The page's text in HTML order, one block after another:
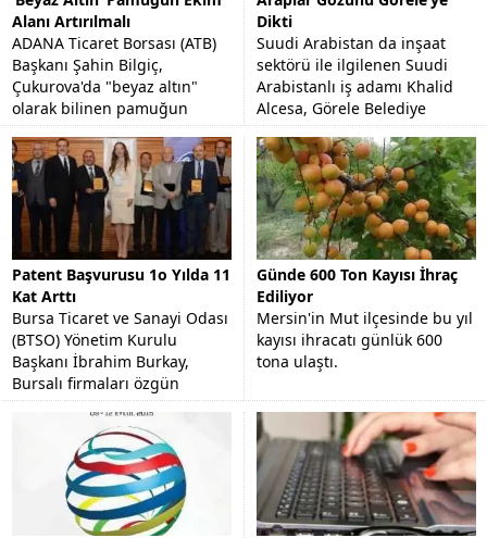
Alanı Artırılmalı
ADANA Ticaret Borsası (ATB)
Başkanı Şahin Bilgiç,
Çukurova'da "beyaz altın"
olarak bilinen pamuğun
stratejik bir ürün olduğunu
ve ekim alanının arttırılması...
Dikti
Suudi Arabistan da inşaat
sektörü ile ilgilenen Suudi
Arabistanlı iş adamı Khalid
Alcesa, Görele Belediye
Başkanı Tolga Erener'i
makamında ziyaret etti.
Patent Başvurusu 1o Yılda 11
Kat Arttı
Bursa Ticaret ve Sanayi Odası
(BTSO) Yönetim Kurulu
Başkanı İbrahim Burkay,
Bursalı firmaları özgün
tasarımlara yönlendirmeyi
hedeflediklerini söyledi.
Günde 600 Ton Kayısı İhraç
Ediliyor
Mersin'in Mut ilçesinde bu yıl
kayısı ihracatı günlük 600
tona ulaştı.